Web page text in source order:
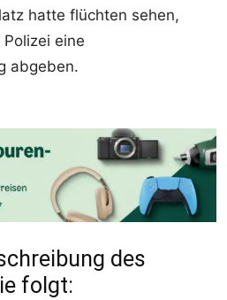
hatte flüchten sehen,
eine
abgeben.
des
folgt: